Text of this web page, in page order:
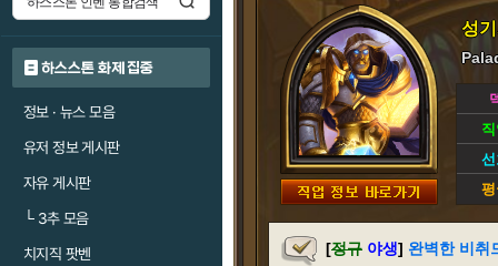
하스스톤 화제 집중
정보 · 뉴스 모음
유저 정보 게시판
자유 게시판
└3추 모음
치지직 팟벤
성
[정규 야생] 완벽한 비취